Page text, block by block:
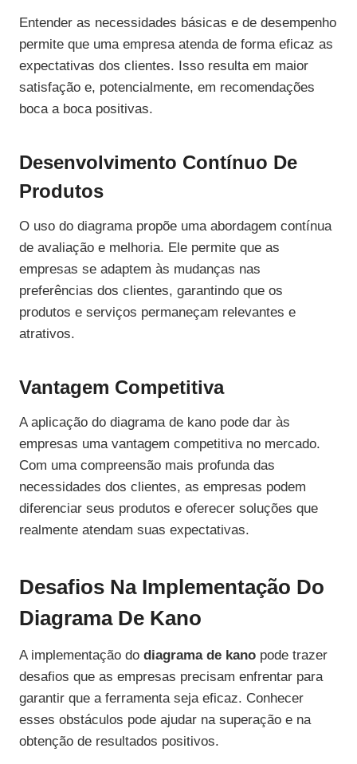
Entender as necessidades básicas e de desempenho
permite que uma empresa atenda de forma eficaz as
expectativas dos clientes. Isso resulta em maior
satisfação e, potencialmente, em recomendações
boca a boca positivas.
Desenvolvimento Contínuo De
Produtos
O uso do diagrama propõe uma abordagem contínua
de avaliação e melhoria. Ele permite que as
empresas se adaptem às mudanças nas
preferências dos clientes, garantindo que os
produtos e serviços permaneçam relevantes e
atrativos.
Vantagem Competitiva
A aplicação do diagrama de kano pode dar às
empresas uma vantagem competitiva no mercado.
Com uma compreensão mais profunda das
necessidades dos clientes, as empresas podem
diferenciar seus produtos e oferecer soluções que
realmente atendam suas expectativas.
Desafios Na Implementação Do
Diagrama De Kano
A implementação do diagrama de kano pode trazer
desafios que as empresas precisam enfrentar para
garantir que a ferramenta seja eficaz. Conhecer
esses obstáculos pode ajudar na superação e na
obtenção de resultados positivos.